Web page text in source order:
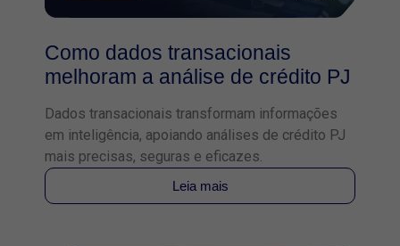
Como dados transacionais
melhoram a análise de crédito PJ
Dados transacionais transformam informações
em inteligência, apoiando análises de crédito PJ
mais precisas, seguras e eficazes.
Leia mais